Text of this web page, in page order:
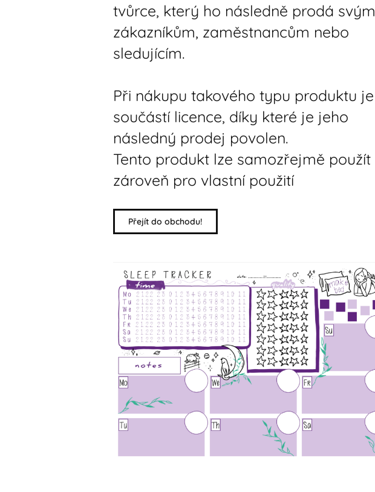
tvůrce, který ho následně prodá svým
zákazníkům, zaměstnancům nebo
sledujícím.
Při nákupu takového typu produktu je
součástí licence, díky které je jeho
následný prodej povolen.
Tento produkt lze samozřejmě použít
zároveň pro vlastní použití
Přejít do obchodu!